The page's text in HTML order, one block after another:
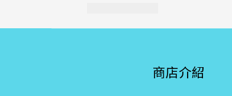
商店介紹